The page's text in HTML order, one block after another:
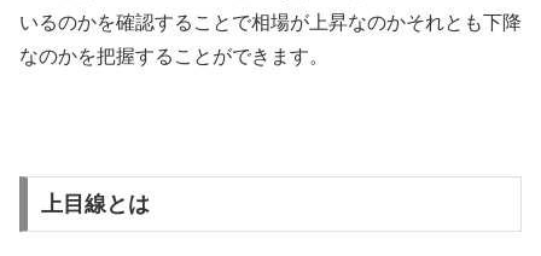
いるのかを確認することで相場が上昇なのかそれとも下降
なのかを把握することができます。
上目線とは